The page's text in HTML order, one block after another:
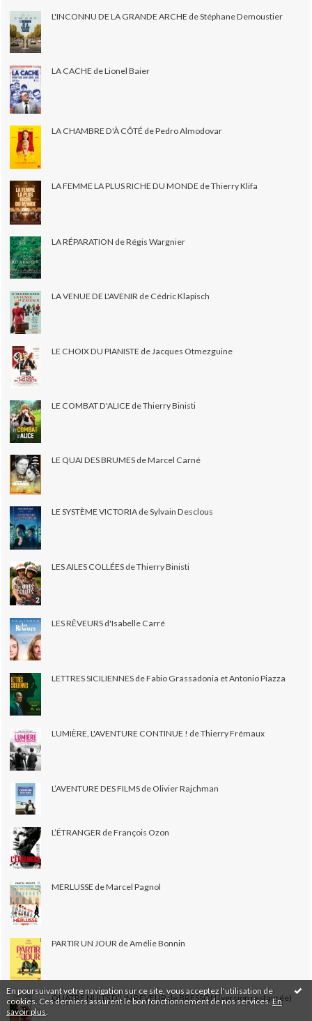
En poursuivant votre navigation sur ce site, vous acceptez l'utilisation de
cookies. Ces derniers assurent le bon fonctionnement de nos services.En
savoir plus
L'INCONNU DE LA GRANDE ARCHE de Stéphane Demoustier
LA CACHE de Lionel Baier
LA CHAMBRE D'À CÔTÉ de Pedro Almodovar
LA FEMME LA PLUS RICHE DU MONDE de Thierry Klifa
LA RÉPARATION de Régis Wargnier
LA VENUE DE L'AVENIR de Cédric Klapisch
LE CHOIX DU PIANISTE de Jacques Otmezguine
LE COMBAT D'ALICE de Thierry Binisti
LE QUAI DES BRUMES de Marcel Carné
LE SYSTÈME VICTORIA de Sylvain Desclous
LES AILES COLLÉES de Thierry Binisti
LES RÊVEURS d'Isabelle Carré
LETTRES SICILIENNES de Fabio Grassadonia et Antonio Piazza
LUMIÈRE, L'AVENTURE CONTINUE ! de Thierry Frémaux
L’AVENTURE DES FILMS de Olivier Rajchman
L’ÉTRANGER de François Ozon
MERLUSSE de Marcel Pagnol
PARTIR UN JOUR de Amélie Bonnin
QUATRE NUITS D'UN RÊVEUR de BRESSON (version restaurée)